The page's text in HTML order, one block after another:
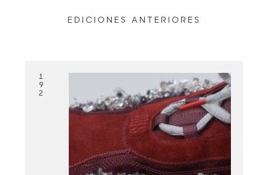
EDICIONES ANTERIORES
1
9
2